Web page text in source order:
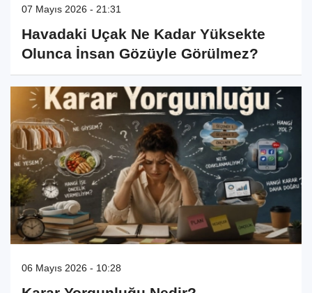
07 Mayıs 2026 - 21:31
Havadaki Uçak Ne Kadar Yüksekte
Olunca İnsan Gözüyle Görülmez?
06 Mayıs 2026 - 10:28